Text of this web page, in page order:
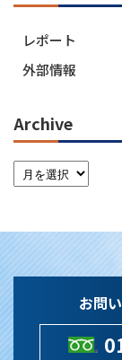
レポート
外部情報
Archive
お問